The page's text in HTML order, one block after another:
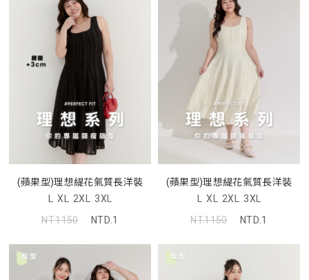
(蘋果型)理想緹花氣質長洋裝
L XL 2XL 3XL
NT.1150
NTD.1
(蘋果型)理想緹花氣質長洋裝
L XL 2XL 3XL
NT.1150
NTD.1